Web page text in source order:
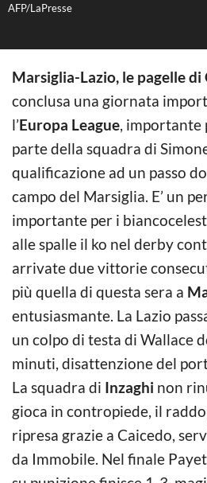
AFP/LaPresse
Marsiglia-Lazio, le pagelle
conclusa una giornata
l’Europa League, importante
parte della squadra di
qualificazione ad un passo
campo del Marsiglia. E’ un
importante per i
alle spalle il ko nel derby
arrivate due vittorie
più quella di questa sera a
entusiasmante. La Lazio
un colpo di testa di Wallace
minuti, disattenzione del
La squadra di Inzaghi non
gioca in contropiede, il
ripresa grazie a Caicedo,
da Immobile. Nel finale